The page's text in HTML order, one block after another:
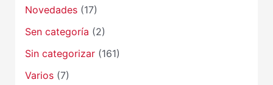
Novedades(17)
Sen categoría (2)
Sin categorizar(161)
Varios(7)